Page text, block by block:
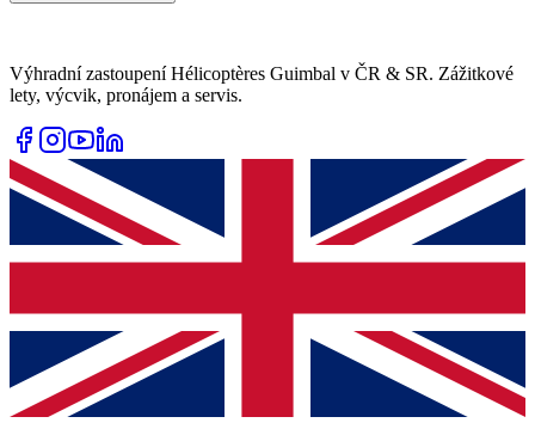
Výhradní zastoupení Hélicoptères Guimbal v ČR & SR. Zážitkové
lety, výcvik, pronájem a servis.